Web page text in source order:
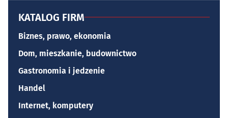
KATALOG FIRM
Biznes, prawo, ekonomia
Dom, mieszkanie, budownictwo
Gastronomia i jedzenie
Handel
Internet, komputery